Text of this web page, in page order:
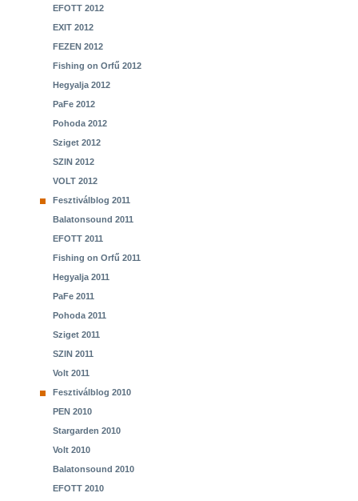
EFOTT 2012
EXIT 2012
FEZEN 2012
Fishing on Orfű 2012
Hegyalja 2012
PaFe 2012
Pohoda 2012
Sziget 2012
SZIN 2012
VOLT 2012
Fesztiválblog 2011
Balatonsound 2011
EFOTT 2011
Fishing on Orfű 2011
Hegyalja 2011
PaFe 2011
Pohoda 2011
Sziget 2011
SZIN 2011
Volt 2011
Fesztiválblog 2010
PEN 2010
Stargarden 2010
Volt 2010
Balatonsound 2010
EFOTT 2010